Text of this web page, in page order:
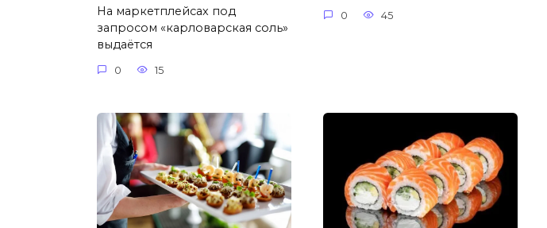
На маркетплейсах под
запросом «карловарская соль»
выдаётся
0 15
0 45